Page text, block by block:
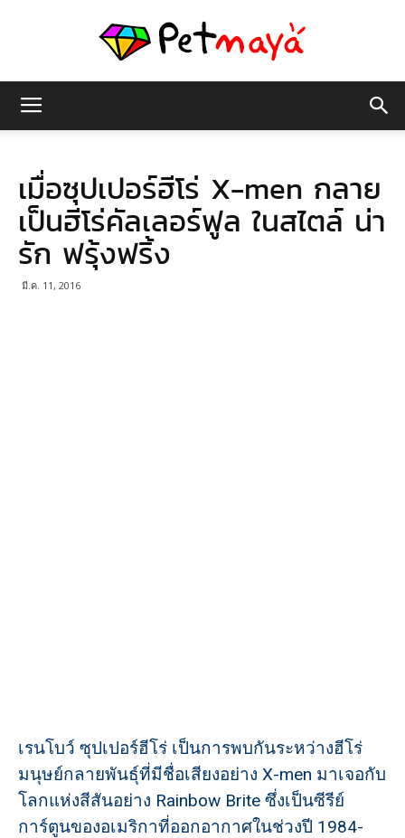
มายา
เมื่อซุปเปอร์ฮีโร่ X-men กลาย
เป็นฮีโร่คัลเลอร์ฟูล ในสไตล์ น่า
รัก ฟรุ้งฟริ้ง
มี.ค. 11, 2016
เรนโบว์ ซุปเปอร์ฮีโร่ เป็นการพบกันระหว่างฮีโร่
มนุษย์กลายพันธุ์ที่มีชื่อเสียงอย่าง X-men มาเจอกับ
โลกแห่งสีสันอย่าง Rainbow Brite ซึ่งเป็นซีรีย์
การ์ตูนของอเมริกาที่ออกอากาศในช่วงปี 1984-